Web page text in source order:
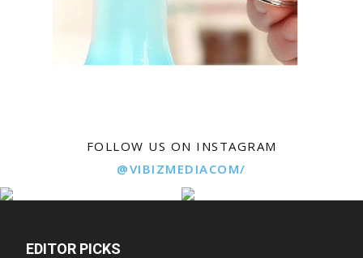
FOLLOW US ON INSTAGRAM
@VIBIZMEDIACOM/
EDITOR PICKS